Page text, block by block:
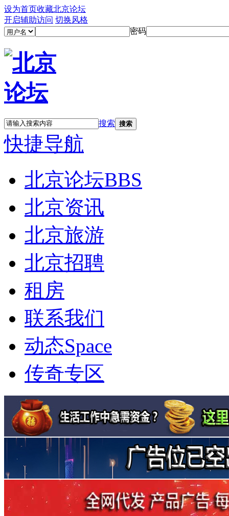
设为首页收藏北京论坛
开启辅助访问 切换风格
密码
搜索 搜索
快捷导航
北京论坛BBS
北京资讯
北京旅游
北京招聘
租房
联系我们
动态Space
传奇专区